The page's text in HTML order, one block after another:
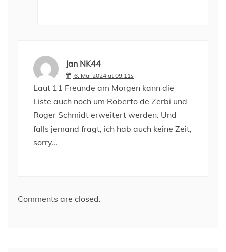
Jan NK44
6. Mai 2024 at 09:11s
Laut 11 Freunde am Morgen kann die
Liste auch noch um Roberto de Zerbi und
Roger Schmidt erweitert werden. Und
falls jemand fragt, ich hab auch keine Zeit,
sorry…
Comments are closed.